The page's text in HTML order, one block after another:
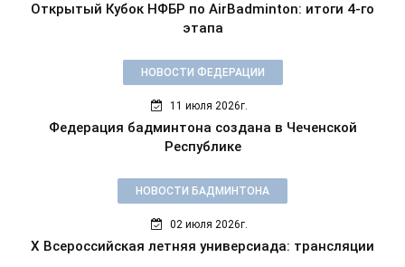
Открытый Кубок НФБР по AirBadminton: итоги 4-го
этапа
НОВОСТИ ФЕДЕРАЦИИ
11 июля 2026г.
Федерация бадминтона создана в Чеченской
Республике
НОВОСТИ БАДМИНТОНА
02 июля 2026г.
X Всероссийская летняя универсиада: трансляции